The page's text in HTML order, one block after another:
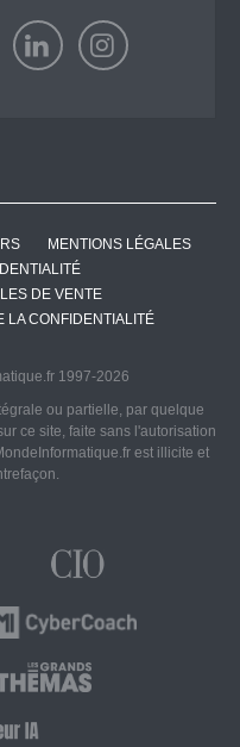
MENTIONS LÉGALES
DE VENTE
LA CONFIDENTIALITÉ
1997-2026
ou partielle, par quelque
ce site, faite sans l'autorisation
est illicite et